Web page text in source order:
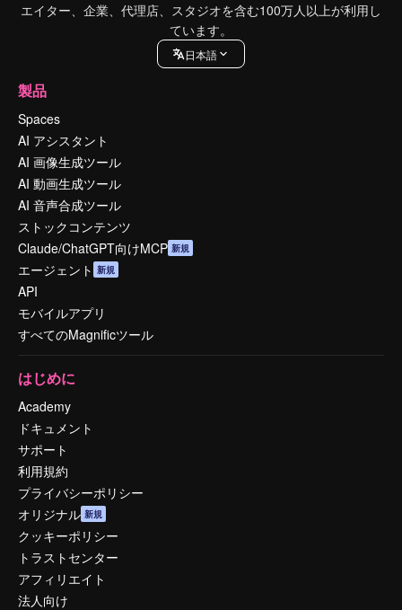
エイター、企業、代理店、スタジオを含む100万人以上が利用し
ています。
日本語
製品
Spaces
AI アシスタント
AI 画像生成ツール
AI 動画生成ツール
AI 音声合成ツール
ストックコンテンツ
Claude/ChatGPT向けMCP 新規
エージェント 新規
API
モバイルアプリ
すべてのMagnificツール
はじめに
Academy
ドキュメント
サポート
利用規約
プライバシーポリシー
オリジナル 新規
クッキーポリシー
トラストセンター
アフィリエイト
法人向け